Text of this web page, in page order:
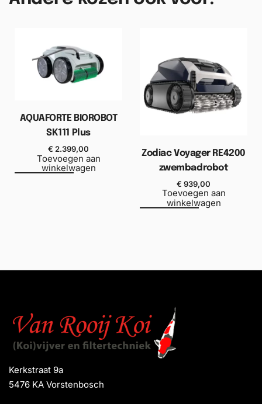
AQUAFORTE BIOROBOT
SK111 Plus
€ 2.399,00
Toevoegen aan
winkelwagen
Zodiac Voyager RE4200
zwembadrobot
€ 939,00
Toevoegen aan
winkelwagen
Kerkstraat 9a
5476 KA Vorstenbosch